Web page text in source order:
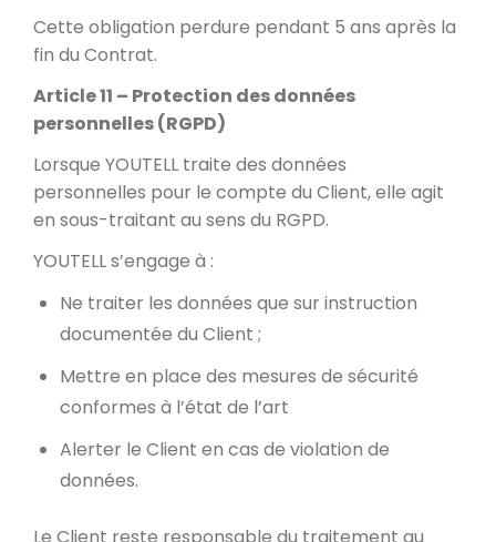
Cette obligation perdure pendant 5 ans après la
fin du Contrat.
Article 11 – Protection des données
personnelles (RGPD)
Lorsque YOUTELL traite des données
personnelles pour le compte du Client, elle agit
en sous-traitant au sens du RGPD.
YOUTELL s’engage à :
Ne traiter les données que sur instruction
documentée du Client ;
Mettre en place des mesures de sécurité
conformes à l’état de l’art
Alerter le Client en cas de violation de
données.
Le Client reste responsable du traitement au